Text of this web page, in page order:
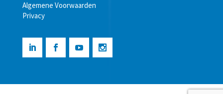
Algemene Voorwaarden
Privacy